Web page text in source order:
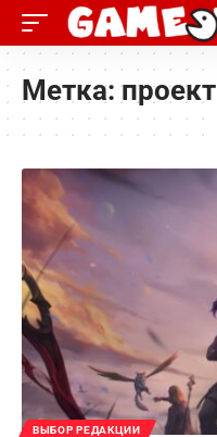
Метка:проект
ВЫБОР РЕДАКЦИИ